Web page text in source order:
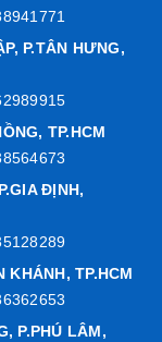
P.TÂN HƯNG,
TP.HCM
ĐỊNH,
KHÁNH, TP.HCM
P.PHÚ LÂM,